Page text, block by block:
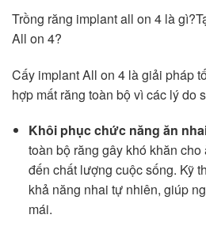
Trồng răng implant all on 4 là gì?
All on 4?
Cấy implant All on 4 là giải pháp
hợp mất răng toàn bộ vì các lý do
Khôi phục chức năng ăn
toàn bộ răng gây khó khăn
đến chất lượng cuộc sống. Kỹ
khả năng nhai tự nhiên, giúp
mái.